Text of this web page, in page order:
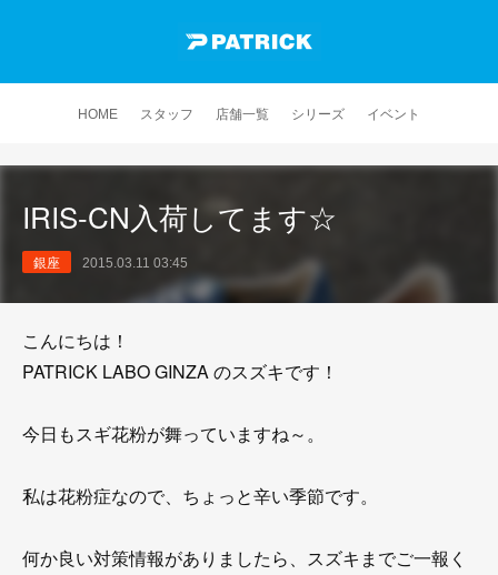
HOME スタッフ 店舗一覧 シリーズ イベント
IRIS-CN入荷してます☆
銀座 2015.03.11 03:45
こんにちは！
PATRICK LABO GINZA のスズキです！
今日もスギ花粉が舞っていますね～。
私は花粉症なので、ちょっと辛い季節です。
何か良い対策情報がありましたら、スズキまでご一報く